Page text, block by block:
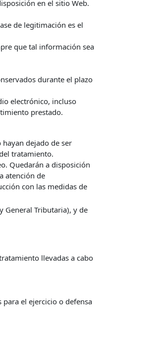
en el sitio Web.
de legitimación es el
que tal información sea
durante el plazo
electrónico, incluso
prestado.
dejado de ser
tratamiento.
Quedarán a disposición
atención de
con las medidas de
General Tributaria), y de
llevadas a cabo
el ejercicio o defensa